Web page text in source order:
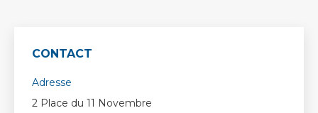
CONTACT
Adresse
2 Place du 11 Novembre